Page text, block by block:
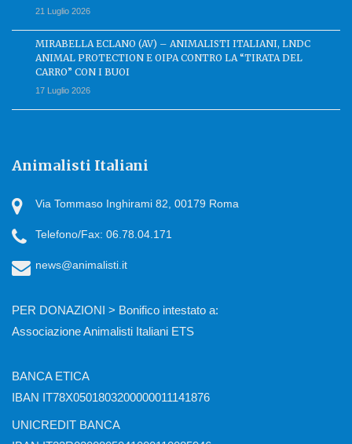
21 Luglio 2026
MIRABELLA ECLANO (AV) – ANIMALISTI ITALIANI, LNDC
ANIMAL PROTECTION E OIPA CONTRO LA “TIRATA DEL
CARRO” CON I BUOI
17 Luglio 2026
Animalisti Italiani
Via Tommaso Inghirami 82, 00179 Roma
Telefono/Fax: 06.78.04.171
news@animalisti.it
PER DONAZIONI > Bonifico intestato a:
Associazione Animalisti Italiani ETS
BANCA ETICA
IBAN IT78X0501803200000011141876
UNICREDIT BANCA